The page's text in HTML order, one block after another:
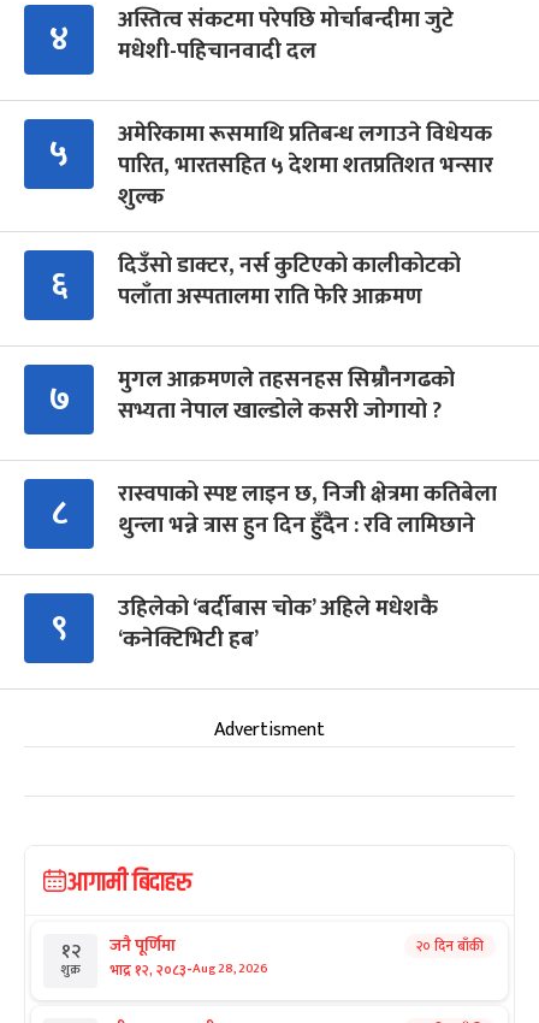
४
अस्तित्व संकटमा परेपछि मोर्चाबन्दीमा जुटे
मधेशी-पहिचानवादी दल
५
अमेरिकामा रूसमाथि प्रतिबन्ध लगाउने विधेयक
पारित, भारतसहित ५ देशमा शतप्रतिशत भन्सार
शुल्क
६
दिउँसो डाक्टर, नर्स कुटिएको कालीकोटको
पलाँता अस्पतालमा राति फेरि आक्रमण
७
मुगल आक्रमणले तहसनहस सिम्रौनगढको
सभ्यता नेपाल खाल्डोले कसरी जोगायो ?
८
रास्वपाको स्पष्ट लाइन छ, निजी क्षेत्रमा कतिबेला
थुन्ला भन्ने त्रास हुन दिन हुँदैन : रवि लामिछाने
९
उहिलेको ‘बर्दीबास चोक’ अहिले मधेशकै
‘कनेक्टिभिटी हब’
Advertisment
आगामी बिदाहरु
१२
शुक्र
जनै पूर्णिमा
भाद्र १२, २०८३-Aug 28, 2026
२० दिन बाँकी